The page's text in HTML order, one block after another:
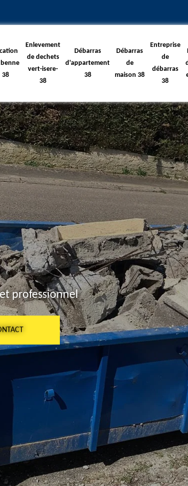
38
Enlevement
de dechets
vert-isere-
38
Débarras
d'appartement
38
Débarras
de
maison 38
Entreprise
de
débarras
38
professionnel